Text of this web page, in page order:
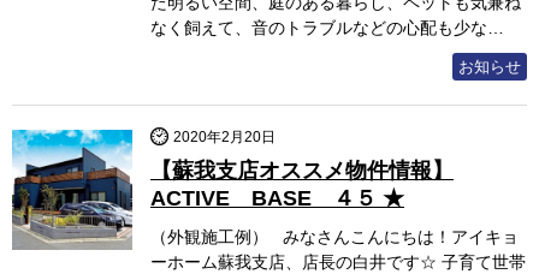
なく飼えて、音のトラブルなどの心配も少な…
お知らせ
2020年2月20日
【蘇我支店オススメ物件情報】
ACTIVE BASE ４５ ★
（外観施工例） みなさんこんにちは！アイキョ
ーホーム蘇我支店、店長の白井です☆ 子育て世帯